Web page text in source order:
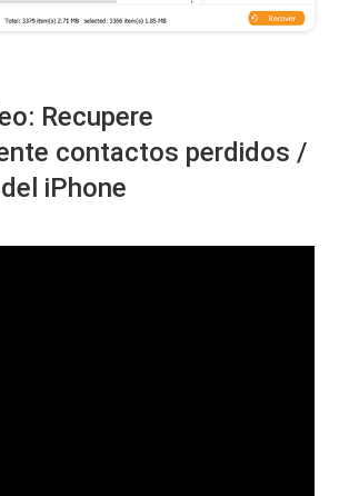
Recupere
contactos perdidos /
iPhone